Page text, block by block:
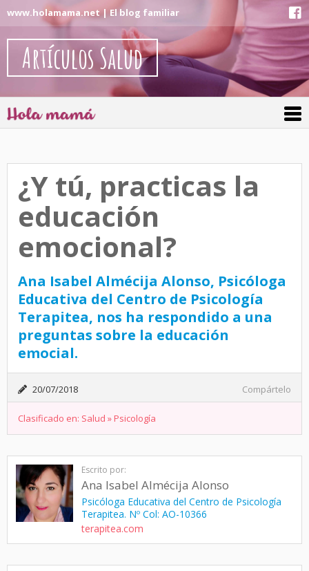
www.holamama.net | El blog familiar
Artículos Salud
¿Y tú, practicas la
educación
emocional?
Ana Isabel Almécija Alonso, Psicóloga
Educativa del Centro de Psicología
Terapitea, nos ha respondido a una
preguntas sobre la educación
emocial.
20/07/2018 Compártelo
Clasificado en: Salud »Psicología
Escrito por:
Ana Isabel Almécija Alonso
Psicóloga Educativa del Centro de Psicología
Terapitea. Nº Col: AO-10366
terapitea.com